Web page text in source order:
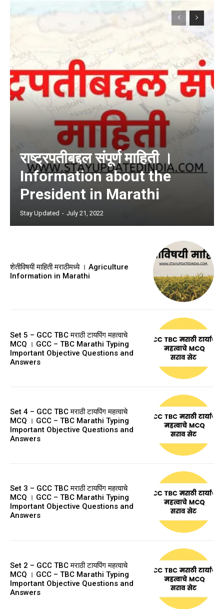
राष्ट्रपतीबद्दल संपूर्ण माहिती ।
Information about the
President in Marathi
Stay Updated - July 21, 2022
शेतीविषयी माहिती मराठीमध्ये । Agriculture
Information in Marathi
Set 5 – GCC TBC मराठी टायपिंग महत्वाचे
MCQ । GCC – TBC Marathi Typing
Important Objective Questions and
Answers
Set 4 – GCC TBC मराठी टायपिंग महत्वाचे
MCQ । GCC – TBC Marathi Typing
Important Objective Questions and
Answers
Set 3 – GCC TBC मराठी टायपिंग महत्वाचे
MCQ । GCC – TBC Marathi Typing
Important Objective Questions and
Answers
Set 2 – GCC TBC मराठी टायपिंग महत्वाचे
MCQ । GCC – TBC Marathi Typing
Important Objective Questions and
Answers